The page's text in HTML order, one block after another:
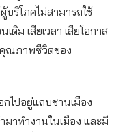
ริโภคไม่สามารถใช้
ดิม เสียเวลา เสียโอกาส
คุณภาพชีวิตของ
ไปอยู่แถบชานเมือง
มาทำงานในเมือง และมี